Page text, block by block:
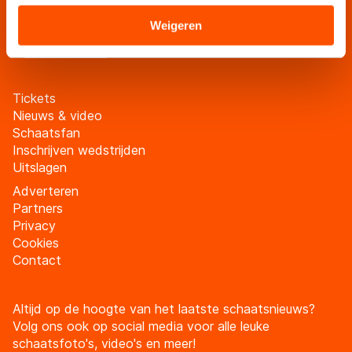
verstrekt of die zij hebben verzameld via hun services.
Sommige partners kunnen gegevens doorgeven aan
landen buiten de EU, zoals de VS, waar mogelijk geen
adequaat beschermingsniveau geldt volgens de GDPR.
overdracht. Meer informatie vindt u in ons
Weigeren
schaatsfanmailing
Meld je aan
Tickets
Nieuws & video
Schaatsfan
Inschrijven wedstrijden
Uitslagen
Adverteren
Partners
Privacy
Cookies
Contact
Altijd op de hoogte van het laatste schaatsnieuws?
Volg ons ook op social media voor alle leuke
schaatsfoto's, video's en meer!